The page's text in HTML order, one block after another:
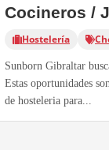
Cocineros /
Hostelería
Sunborn Gibraltar
Estas oportunidades
de hosteleria para...